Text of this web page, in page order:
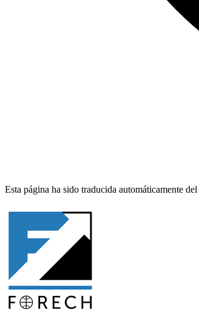
Esta pági­na ha sido tra­duci­da automáti­ca­mente del